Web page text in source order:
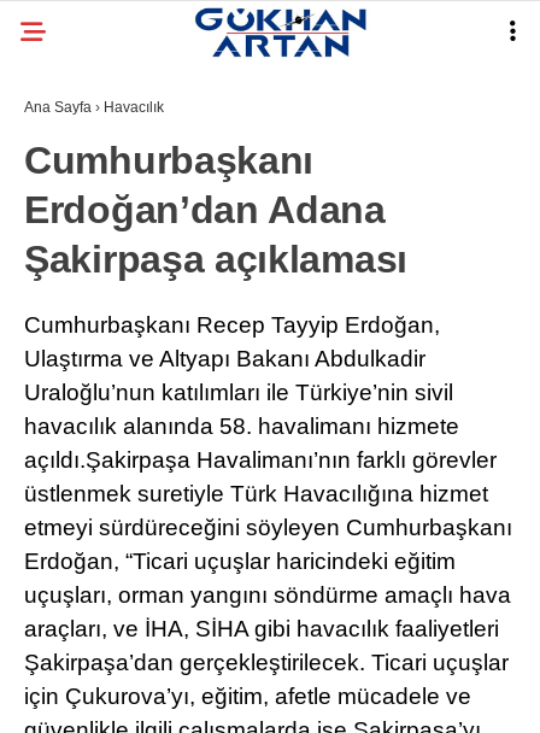
Ana Sayfa › Havacılık
Cumhurbaşkanı
Erdoğan’dan Adana
Şakirpaşa açıklaması
Cumhurbaşkanı Recep Tayyip Erdoğan,
Ulaştırma ve Altyapı Bakanı Abdulkadir
Uraloğlu’nun katılımları ile Türkiye’nin sivil
havacılık alanında 58. havalimanı hizmete
açıldı.Şakirpaşa Havalimanı’nın farklı görevler
üstlenmek suretiyle Türk Havacılığına hizmet
etmeyi sürdüreceğini söyleyen Cumhurbaşkanı
Erdoğan, “Ticari uçuşlar haricindeki eğitim
uçuşları, orman yangını söndürme amaçlı hava
araçları, ve İHA, SİHA gibi havacılık faaliyetleri
Şakirpaşa’dan gerçekleştirilecek. Ticari uçuşlar
için Çukurova’yı, eğitim, afetle mücadele ve